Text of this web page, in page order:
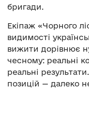
бригади.
Екіпаж «Чорного
видимості
вижити дорівнює
чесному: реальні
реальні
позицій — далеко